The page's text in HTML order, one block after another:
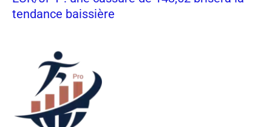
tendance baissière